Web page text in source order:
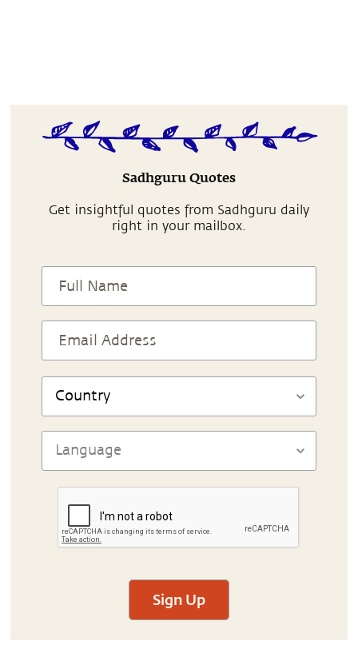
Sadhguru Quotes
Get insightful quotes from Sadhguru daily
right in your mailbox.
Sign Up